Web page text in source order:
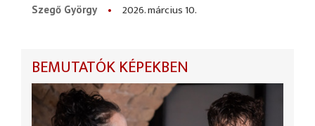
Szegő György
2026. március 10.
BEMUTATÓK KÉPEKBEN